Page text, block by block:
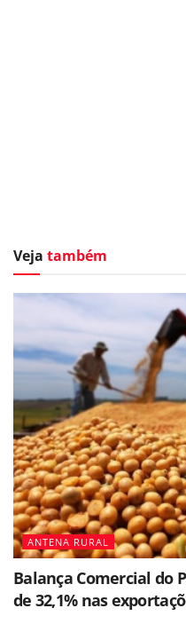
Veja também
ANTENA RURAL
Balança Comercial do
de 32,1% nas